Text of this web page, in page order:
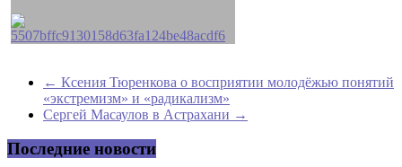
← Ксения Тюренкова о восприятии молодёжью понятий
«экстремизм» и «радикализм»
Сергей Масаулов в Астрахани →
Последние новости